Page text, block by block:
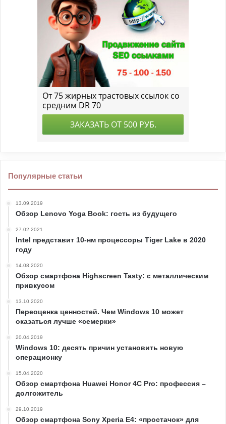
Популярные статьи
13.09.2019
Обзор Lenovo Yoga Book: гость из будущего
27.02.2021
Intel представит 10-нм процессоры Tiger Lake в 2020
году
14.08.2020
Обзор смартфона Highscreen Tasty: с металлическим
привкусом
13.10.2020
Переоценка ценностей. Чем Windows 10 может
оказаться лучше «семерки»
20.04.2019
Windows 10: десять причин установить новую
операционку
15.04.2020
Обзор смартфона Huawei Honor 4C Pro: профессия –
долгожитель
29.10.2019
Обзор смартфона Sony Xperia E4: «простачок» для